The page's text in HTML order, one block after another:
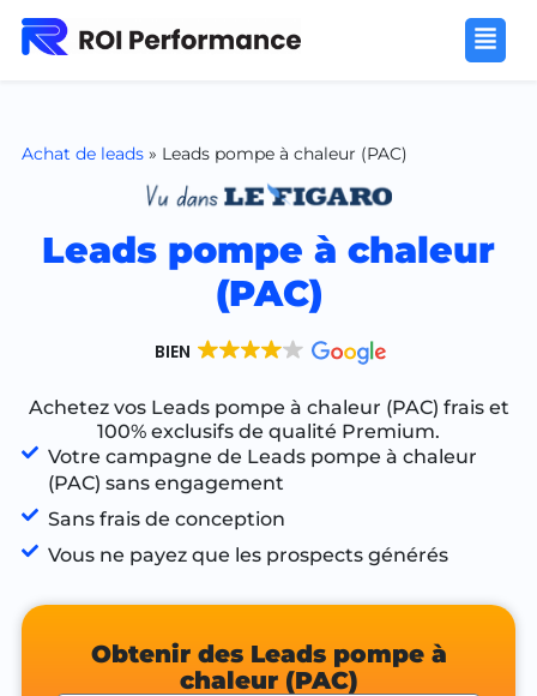
Achat de leads» Leads pompe à chaleur (PAC)
Leads pompe à chaleur
(PAC)
BIEN
Achetez vos Leads pompe à chaleur (PAC) frais et
100% exclusifs de qualité Premium.
Votre campagne de Leads pompe à chaleur
(PAC) sans engagement
Sans frais de conception
Vous ne payez que les prospects générés
Obtenir des Leads pompe à
chaleur (PAC)